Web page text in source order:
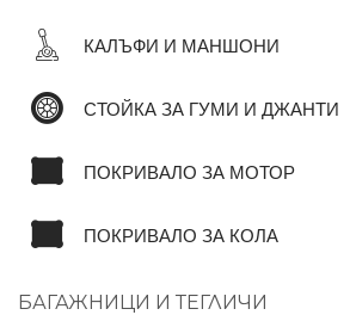
КАЛЪФИ И МАНШОНИ
СТОЙКА ЗА ГУМИ И ДЖАНТИ
ПОКРИВАЛО ЗА МОТОР
ПОКРИВАЛО ЗА КОЛА
БАГАЖНИЦИ И ТЕГЛИЧИ